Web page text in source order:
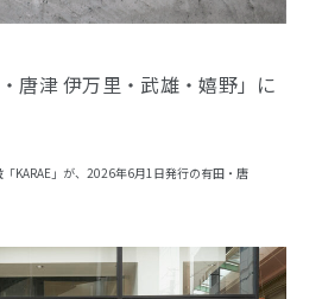
唐津 伊万里・武雄・嬉野」に
KARAE」が、2026年6月1日発行の有田・唐